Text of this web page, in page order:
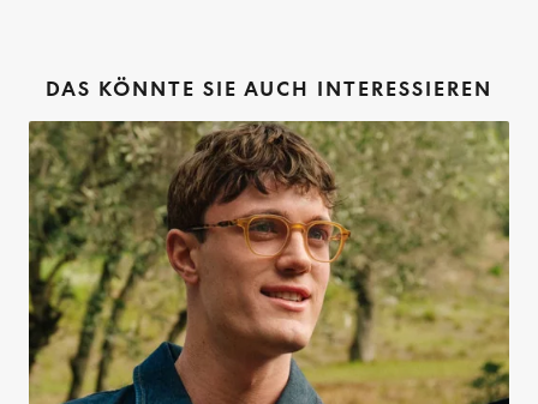
DAS KÖNNTE SIE AUCH INTERESSIEREN